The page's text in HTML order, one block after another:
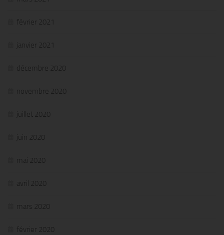
février 2021
janvier 2021
décembre 2020
novembre 2020
juillet 2020
juin 2020
mai 2020
avril 2020
mars 2020
février 2020